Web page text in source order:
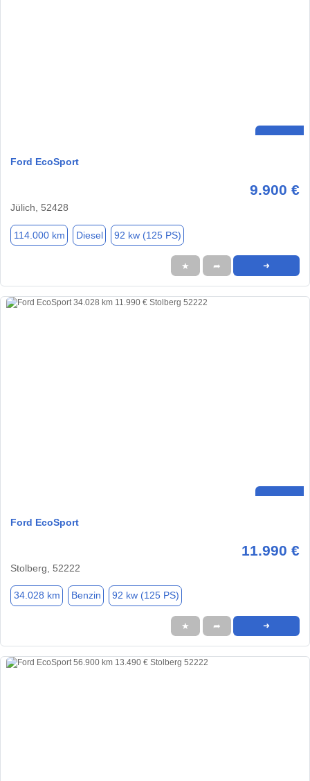
Ford EcoSport
9.900 €
Jülich, 52428
114.000 km Diesel 92 kw (125 PS)
★ ➦ ➜
Ford EcoSport
11.990 €
Stolberg, 52222
34.028 km Benzin 92 kw (125 PS)
★ ➦ ➜